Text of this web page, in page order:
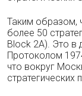
Таким образом,
более 50
Block 2A). Это
Протоколом
что вокруг
стратегических